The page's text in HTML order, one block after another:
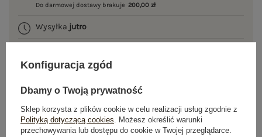
Do darmowej dostawy brakuje 200,00 zł
Wysyłka jutro
GŁÓWNE PARAMETRY
Konfiguracja zgód
Dbamy o Twoją prywatność
Sklep korzysta z plików cookie w celu realizacji usług zgodnie z
Polityką dotyczącą cookies . Możesz określić warunki
przechowywania lub dostępu do cookie w Twojej przeglądarce.